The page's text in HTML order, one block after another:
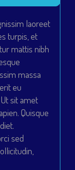
laoreet
turpis, et
mattis nibh
massa
eu
sit amet
Quisque
sed